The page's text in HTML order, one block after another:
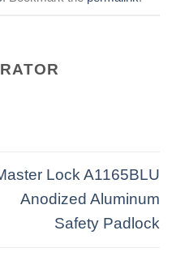
Lock A1165BLU
Anodized Aluminum
Safety Padlock